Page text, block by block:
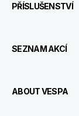
PŘÍSLUŠENSTVÍ
SEZNAM AKCÍ
ABOUT VESPA